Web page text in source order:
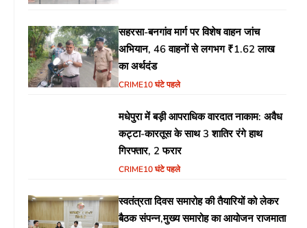
सहरसा-बनगांव मार्ग पर विशेष वाहन जांच
अभियान, 46 वाहनों से लगभग ₹1.62 लाख
का अर्थदंड
CRIME10 घंटे पहले
मधेपुरा में बड़ी आपराधिक वारदात नाकाम: अवैध
कट्टा-कारतूस के साथ 3 शातिर रंगे हाथ
गिरफ्तार, 2 फरार
CRIME10 घंटे पहले
स्वतंत्रता दिवस समारोह की तैयारियों को लेकर
बैठक संपन्न,मुख्य समारोह का आयोजन राजमाता